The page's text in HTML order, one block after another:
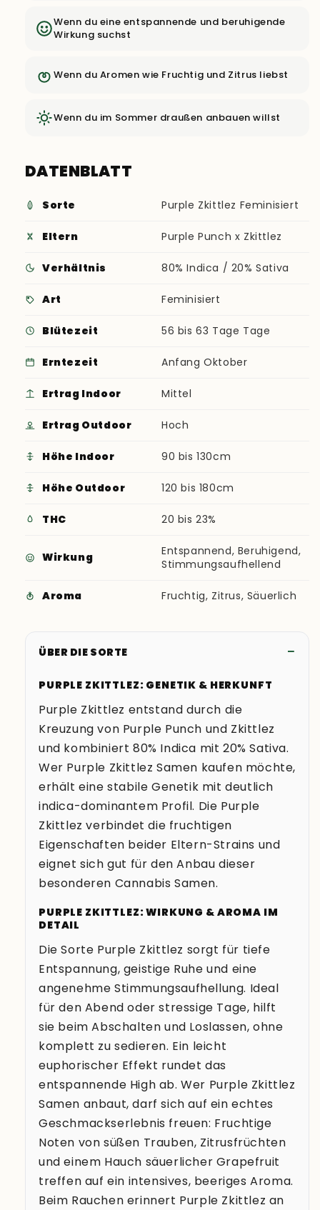
Wenn du eine entspannende und beruhigende
Wirkung suchst
Wenn du Aromen wie Fruchtig und Zitrus liebst
Wenn du im Sommer draußen anbauen willst
DATENBLATT
Sorte Purple Zkittlez Feminisiert
Eltern Purple Punch x Zkittlez
Verhältnis 80% Indica / 20% Sativa
Art Feminisiert
Blütezeit 56 bis 63 Tage Tage
Erntezeit Anfang Oktober
Ertrag Indoor Mittel
Ertrag Outdoor Hoch
Höhe Indoor 90 bis 130cm
Höhe Outdoor 120 bis 180cm
THC 20 bis 23%
Wirkung
Entspannend, Beruhigend,
Stimmungsaufhellend
Aroma Fruchtig, Zitrus, Säuerlich
ÜBER DIE SORTE
PURPLE ZKITTLEZ: GENETIK & HERKUNFT
Purple Zkittlez entstand durch die
Kreuzung von Purple Punch und Zkittlez
und kombiniert 80% Indica mit 20% Sativa.
Wer Purple Zkittlez Samen kaufen möchte,
erhält eine stabile Genetik mit deutlich
indica-dominantem Profil. Die Purple
Zkittlez verbindet die fruchtigen
Eigenschaften beider Eltern-Strains und
eignet sich gut für den Anbau dieser
besonderen Cannabis Samen.
PURPLE ZKITTLEZ: WIRKUNG & AROMA IM
DETAIL
Die Sorte Purple Zkittlez sorgt für tiefe
Entspannung, geistige Ruhe und eine
angenehme Stimmungsaufhellung. Ideal
für den Abend oder stressige Tage, hilft
sie beim Abschalten und Loslassen, ohne
komplett zu sedieren. Ein leicht
euphorischer Effekt rundet das
entspannende High ab. Wer Purple Zkittlez
Samen anbaut, darf sich auf ein echtes
Geschmackserlebnis freuen: Fruchtige
Noten von süßen Trauben, Zitrusfrüchten
und einem Hauch säuerlicher Grapefruit
treffen auf ein intensives, beeriges Aroma.
Beim Rauchen erinnert Purple Zkittlez an